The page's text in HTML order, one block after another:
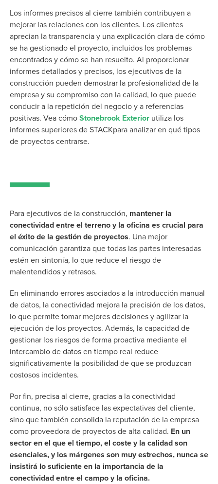
Los informes precisos al cierre también contribuyen a
mejorar las relaciones con los clientes. Los clientes
aprecian la transparencia y una explicación clara de cómo
se ha gestionado el proyecto, incluidos los problemas
encontrados y cómo se han resuelto. Al proporcionar
informes detallados y precisos, los ejecutivos de la
construcción pueden demostrar la profesionalidad de la
empresa y su compromiso con la calidad, lo que puede
conducir a la repetición del negocio y a referencias
positivas. Vea cómo Stonebrook Exterior utiliza los
informes superiores de STACKpara analizar en qué tipos
de proyectos centrarse.
Para ejecutivos de la construcción, mantener la
conectividad entre el terreno y la oficina es crucial para
el éxito de la gestión de proyectos. Una mejor
comunicación garantiza que todas las partes interesadas
estén en sintonía, lo que reduce el riesgo de
malentendidos y retrasos.
En eliminando errores asociados a la introducción manual
de datos, la conectividad mejora la precisión de los datos,
lo que permite tomar mejores decisiones y agilizar la
ejecución de los proyectos. Además, la capacidad de
gestionar los riesgos de forma proactiva mediante el
intercambio de datos en tiempo real reduce
significativamente la posibilidad de que se produzcan
costosos incidentes.
Por fin, precisa al cierre, gracias a la conectividad
continua, no sólo satisface las expectativas del cliente,
sino que también consolida la reputación de la empresa
como proveedora de proyectos de alta calidad. En un
sector en el que el tiempo, el coste y la calidad son
esenciales, y los márgenes son muy estrechos, nunca se
insistirá lo suficiente en la importancia de la
conectividad entre el campo y la oficina.